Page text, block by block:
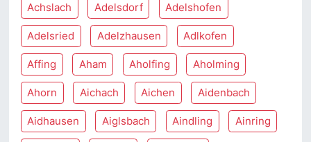
Achslach Adelsdorf Adelshofen
Adelsried Adelzhausen Adlkofen
Affing Aham Aholfing Aholming
Ahorn Aichach Aichen Aidenbach
Aidhausen Aiglsbach Aindling Ainring